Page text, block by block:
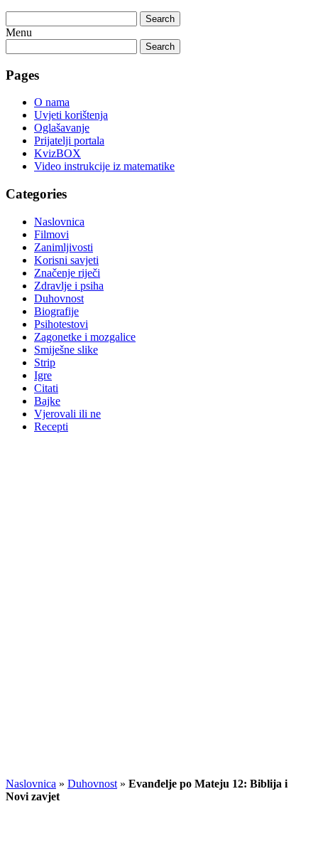
Search
Menu
Search
Pages
O nama
Uvjeti korištenja
Oglašavanje
Prijatelji portala
KvizBOX
Video instrukcije iz matematike
Categories
Naslovnica
Filmovi
Zanimljivosti
Korisni savjeti
Značenje riječi
Zdravlje i psiha
Duhovnost
Biografije
Psihotestovi
Zagonetke i mozgalice
Smiješne slike
Strip
Igre
Citati
Bajke
Vjerovali ili ne
Recepti
Naslovnica » Duhovnost » Evanđelje po Mateju 12: Biblija i
Novi zavjet